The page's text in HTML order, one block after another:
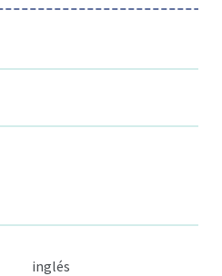
inglés